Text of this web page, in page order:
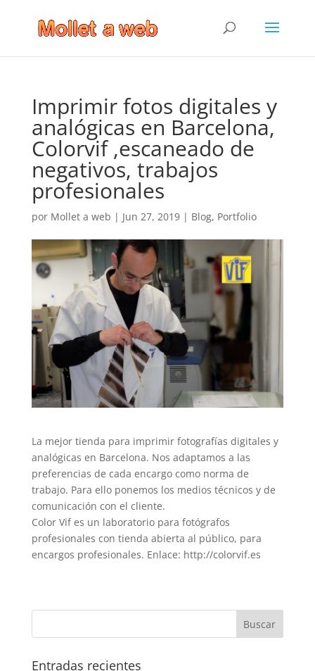
Imprimir fotos digitales y
analógicas en Barcelona,
Colorvif ,escaneado de
negativos, trabajos
profesionales
por Mollet a web | Jun 27, 2019| Blog, Portfolio
La mejor tienda para imprimir fotografías digitales y
analógicas en Barcelona. Nos adaptamos a las
preferencias de cada encargo como norma de
trabajo. Para ello ponemos los medios técnicos y de
comunicación con el cliente.
Color Vif es un laboratorio para fotógrafos
profesionales con tienda abierta al público, para
encargos profesionales. Enlace: http://colorvif.es
Entradas recientes